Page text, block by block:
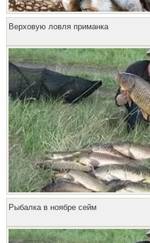
Верховую ловля приманка
Рыбалка в ноябре сейм